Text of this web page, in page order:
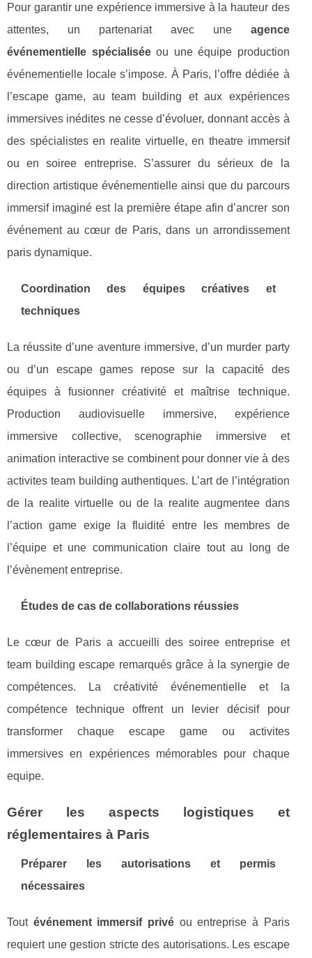
Pour garantir une expérience immersive à la hauteur des
attentes, un partenariat avec une agence
événementielle spécialiséeou une équipe production
événementielle locale s’impose. À Paris, l’offre dédiée à
l’escape game, au team building et aux expériences
immersives inédites ne cesse d’évoluer, donnant accès à
des spécialistes en realite virtuelle, en theatre immersif
ou en soiree entreprise. S’assurer du sérieux de la
direction artistique événementielle ainsi que du parcours
immersif imaginé est la première étape afin d’ancrer son
événement au cœur de Paris, dans un arrondissement
paris dynamique.
Coordination des équipes créatives et
techniques
La réussite d’une aventure immersive, d’un murder party
ou d’un escape games repose sur la capacité des
équipes à fusionner créativité et maîtrise technique.
Production audiovisuelle immersive, expérience
immersive collective, scenographie immersive et
animation interactive se combinent pour donner vie à des
activites team building authentiques. L’art de l’intégration
de la realite virtuelle ou de la realite augmentee dans
l’action game exige la fluidité entre les membres de
l’équipe et une communication claire tout au long de
l’évènement entreprise.
Études de cas de collaborations réussies
Le cœur de Paris a accueilli des soiree entreprise et
team building escape remarqués grâce à la synergie de
compétences. La créativité événementielle et la
compétence technique offrent un levier décisif pour
transformer chaque escape game ou activites
immersives en expériences mémorables pour chaque
equipe.
Gérer les aspects logistiques et
réglementaires à Paris
Préparer les autorisations et permis
nécessaires
Tout événement immersif privéou entreprise à Paris
requiert une gestion stricte des autorisations. Les escape